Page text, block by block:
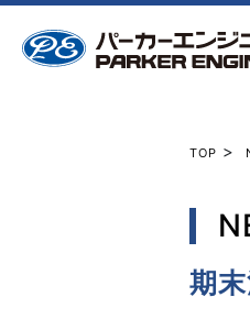
TOP >
期